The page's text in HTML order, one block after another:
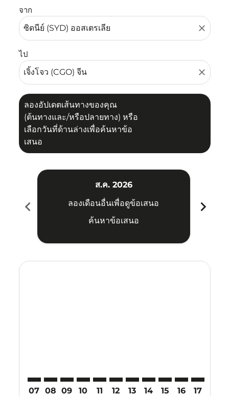
จาก
close
ไป
close
ลองอัปเดตเส้นทางของคุณ
(ต้นทางและ/หรือปลายทาง) หรือ
เลือกวันที่ด้านล่างเพื่อค้นหาข้อ
เสนอ
chevron_left
ส.ค. 2026
ลองเดือนอื่นเพื่อดูข้อเสนอ
ค้นหาข้อเสนอ
chevron_right
07 08 09 10 11 12 13 14 15 16 17